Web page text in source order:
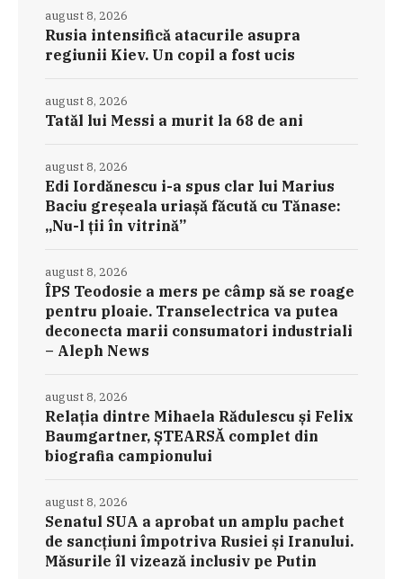
Rusia intensifică atacurile asupra
regiunii Kiev. Un copil a fost ucis
august 8, 2026
Tatăl lui Messi a murit la 68 de ani
august 8, 2026
Edi Iordănescu i-a spus clar lui Marius
Baciu greșeala uriașă făcută cu Tănase:
„Nu-l ții în vitrină”
august 8, 2026
ÎPS Teodosie a mers pe câmp să se roage
pentru ploaie. Transelectrica va putea
deconecta marii consumatori industriali
– Aleph News
august 8, 2026
Relația dintre Mihaela Rădulescu și Felix
Baumgartner, ȘTEARSĂ complet din
biografia campionului
august 8, 2026
Senatul SUA a aprobat un amplu pachet
de sancțiuni împotriva Rusiei și Iranului.
Măsurile îl vizează inclusiv pe Putin
august 8, 2026